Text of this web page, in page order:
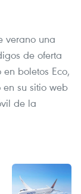
verano una
de oferta
boletos Eco,
su sitio web
de la